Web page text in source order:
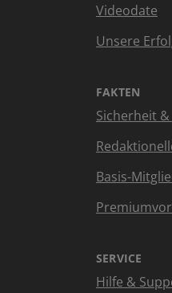
Videodate
Unsere
FAKTEN
Sicherheit
Basis-
SERVICE
Hilfe &